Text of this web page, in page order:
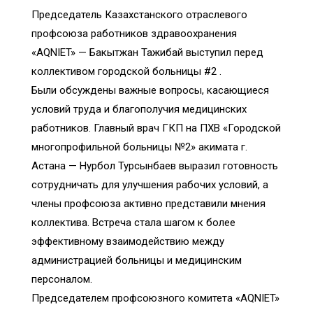
Председатель Казахстанского отраслевого
профсоюза работников здравоохранения
«AQNIET» — Бакытжан Тажибай выступил перед
коллективом городской больницы #2 .
Были обсуждены важные вопросы, касающиеся
условий труда и благополучия медицинских
работников. Главный врач ГКП на ПХВ «Городской
многопрофильной больницы №2» акимата г.
Астана — Нурбол Турсынбаев выразил готовность
сотрудничать для улучшения рабочих условий, а
члены профсоюза активно представили мнения
коллектива. Встреча стала шагом к более
эффективному взаимодействию между
администрацией больницы и медицинским
персоналом.
Председателем профсоюзного комитета «AQNIET»